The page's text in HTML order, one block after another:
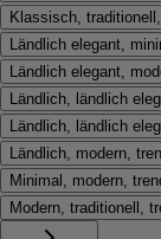
Klassisch,
Ländlich elegant,
Ländlich elegant,
Ländlich, ländlich
Ländlich, ländlich
Ländlich, modern,
Minimal, modern,
Modern, traditionell,